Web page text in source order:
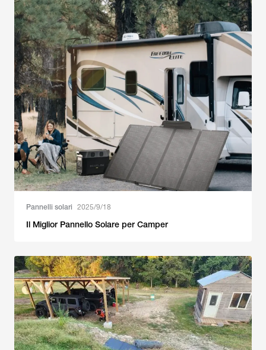
Pannelli solari 2025/9/18
Il Miglior Pannello Solare per Camper